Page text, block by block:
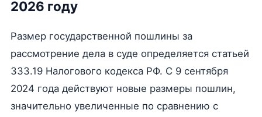
2026 году
Размер государственной пошлины за
рассмотрение дела в суде определяется статьей
333.19 Налогового кодекса РФ. С 9 сентября
2024 года действуют новые размеры пошлин,
значительно увеличенные по сравнению с